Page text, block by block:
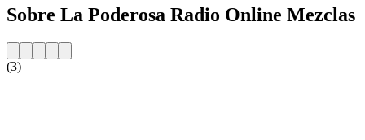
Sobre La Poderosa Radio Online Mezclas
(3)